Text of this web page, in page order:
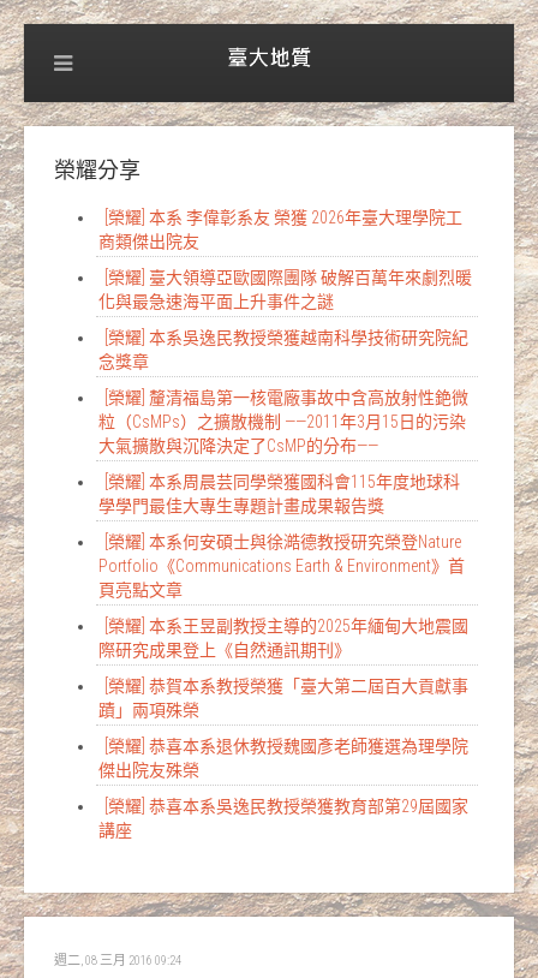
榮耀分享
[榮耀] 本系 李偉彰系友 榮獲 2026年臺大理學院工
商類傑出院友
[榮耀] 臺大領導亞歐國際團隊 破解百萬年來劇烈暖
化與最急速海平面上升事件之謎
[榮耀] 本系吳逸民教授榮獲越南科學技術研究院紀
念獎章
[榮耀] 釐清福島第一核電廠事故中含高放射性銫微
粒（CsMPs）之擴散機制 ——2011年3月15日的污染
大氣擴散與沉降決定了CsMP的分布——
[榮耀] 本系周晨芸同學榮獲國科會115年度地球科
學學門最佳大專生專題計畫成果報告獎
[榮耀] 本系何安碩士與徐澔德教授研究榮登Nature
Portfolio《Communications Earth & Environment》首
頁亮點文章
[榮耀] 本系王昱副教授主導的2025年緬甸大地震國
際研究成果登上《自然通訊期刊》
[榮耀] 恭賀本系教授榮獲「臺大第二屆百大貢獻事
蹟」兩項殊榮
[榮耀] 恭喜本系退休教授魏國彥老師獲選為理學院
傑出院友殊榮
[榮耀] 恭喜本系吳逸民教授榮獲教育部第29屆國家
講座
週二, 08 三月 2016 09:24